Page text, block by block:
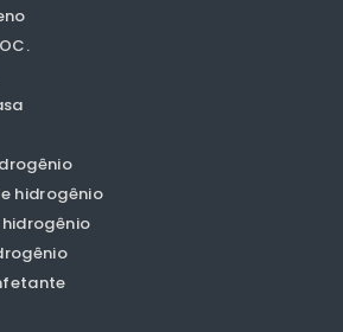
ar
carro.
umidificador
íons negativos